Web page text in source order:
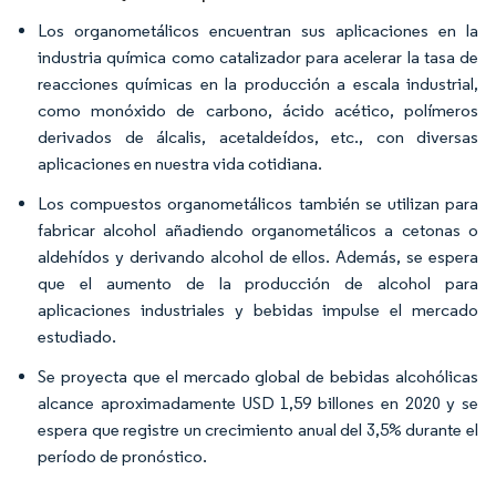
Los organometálicos encuentran sus aplicaciones en la
industria química como catalizador para acelerar la tasa de
reacciones químicas en la producción a escala industrial,
como monóxido de carbono, ácido acético, polímeros
derivados de álcalis, acetaldeídos, etc., con diversas
aplicaciones en nuestra vida cotidiana.
Los compuestos organometálicos también se utilizan para
fabricar alcohol añadiendo organometálicos a cetonas o
aldehídos y derivando alcohol de ellos. Además, se espera
que el aumento de la producción de alcohol para
aplicaciones industriales y bebidas impulse el mercado
estudiado.
Se proyecta que el mercado global de bebidas alcohólicas
alcance aproximadamente USD 1,59 billones en 2020 y se
espera que registre un crecimiento anual del 3,5% durante el
período de pronóstico.